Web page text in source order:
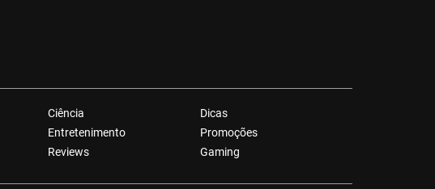
Ciência
Entretenimento
Reviews
Dicas
Promoções
Gaming